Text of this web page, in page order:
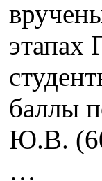
этапах
баллы
Ю.В.
…